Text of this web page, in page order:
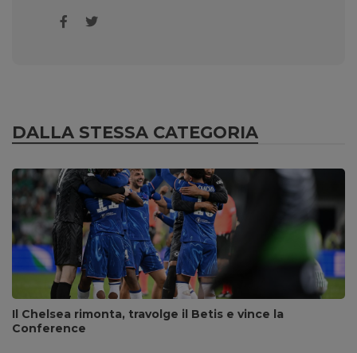
DALLA STESSA CATEGORIA
Il Chelsea rimonta, travolge il Betis e vince la
Conference